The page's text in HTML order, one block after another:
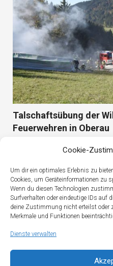
Cookie-
Um dir ein optimales Erlebnis zu
Cookies, um Geräteinformationen zu
Wenn du diesen Technologien
Surfverhalten oder eindeutige IDs auf
deine Zustimmung nicht erteilst oder
Merkmale und Funktionen
Dienste verwalten
Talschaftsübung der
Feuerwehren in Oberau